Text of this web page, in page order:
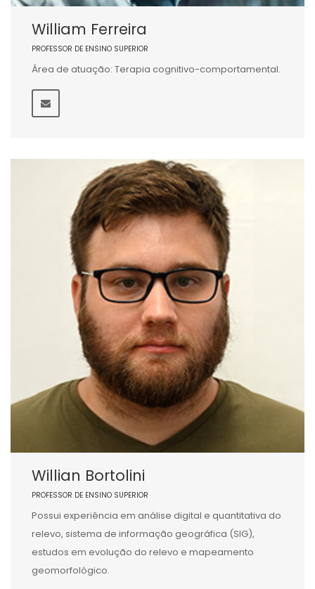
William Ferreira
PROFESSOR DE ENSINO SUPERIOR
Área de atuação: Terapia cognitivo-comportamental.
Willian Bortolini
PROFESSOR DE ENSINO SUPERIOR
Possui experiência em análise digital e quantitativa do
relevo, sistema de informação geográfica (SIG),
estudos em evolução do relevo e mapeamento
geomorfológico.